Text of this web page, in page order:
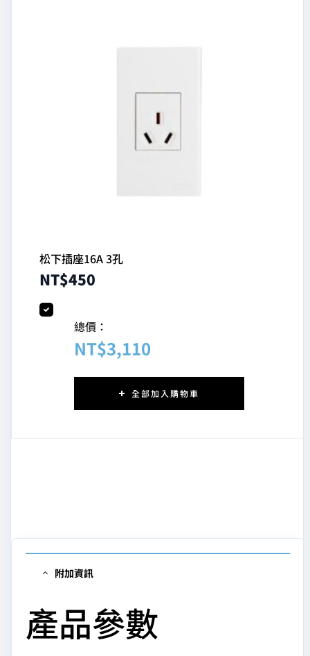
松下插座16A 3孔
NT$450
總價：
NT$3,110
全部加入購物車
附加資訊
產品參數